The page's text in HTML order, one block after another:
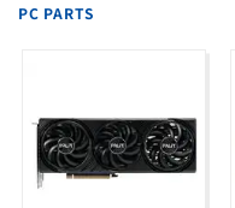
PC PARTS